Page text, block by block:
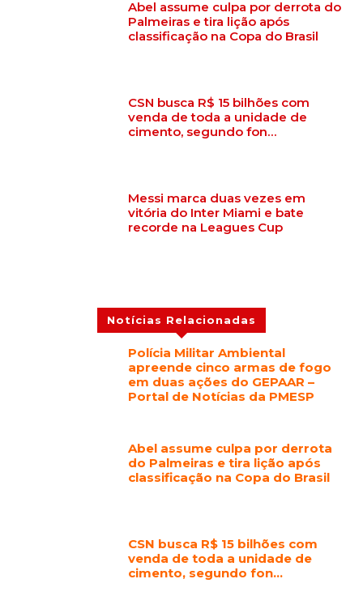
Abel assume culpa por derrota do
Palmeiras e tira lição após
classificação na Copa do Brasil
CSN busca R$ 15 bilhões com
venda de toda a unidade de
cimento, segundo fon…
Messi marca duas vezes em
vitória do Inter Miami e bate
recorde na Leagues Cup
Notícias Relacionadas
Polícia Militar Ambiental
apreende cinco armas de fogo
em duas ações do GEPAAR –
Portal de Notícias da PMESP
Abel assume culpa por derrota
do Palmeiras e tira lição após
classificação na Copa do Brasil
CSN busca R$ 15 bilhões com
venda de toda a unidade de
cimento, segundo fon…